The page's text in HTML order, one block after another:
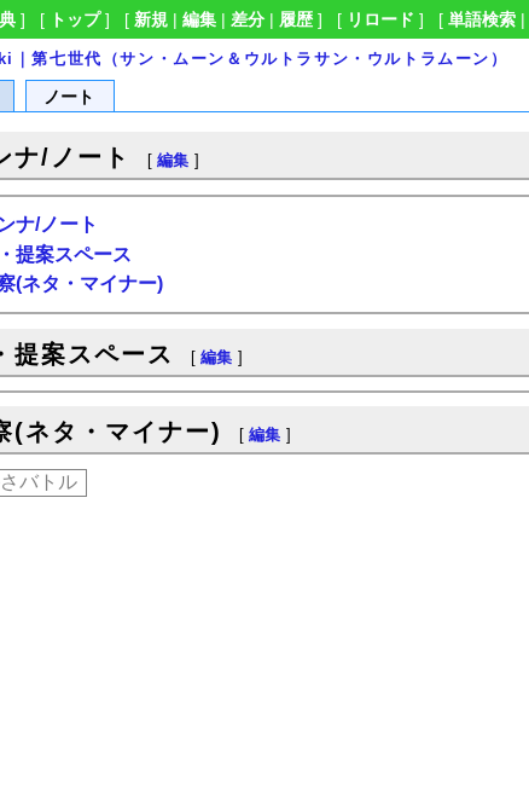
] [ トップ] [ 新規| 編集| 差分| 履歴] [ リロード ] [ 単語検索|
｜第七世代（サン・ムーン＆ウルトラサン・ウルトラムーン）
ノート
ナ/ノート [ 編集 ]
ナ/ノート
提案スペース
(ネタ・マイナー)
提案スペース [ 編集 ]
(ネタ・マイナー) [ 編集 ]
バトル